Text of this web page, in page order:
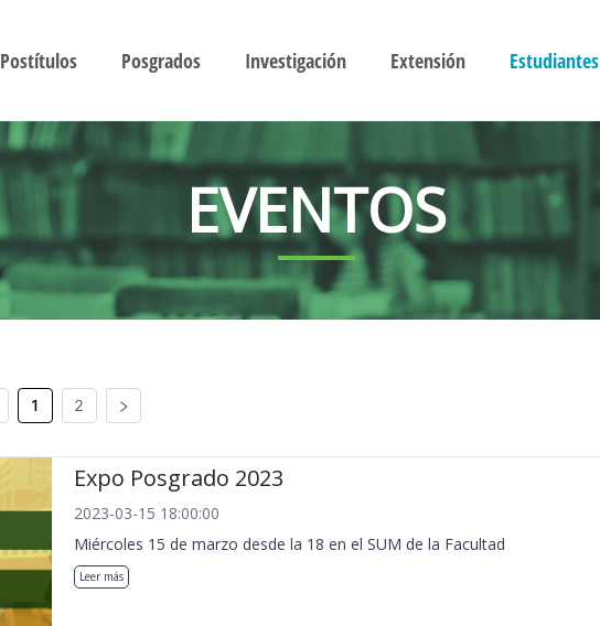
Postítulos Posgrados Investigación Extensión Estudiantes
EVENTOS
1 2
Expo Posgrado 2023
2023-03-15 18:00:00
Miércoles 15 de marzo desde la 18 en el SUM de la Facultad
Leer más